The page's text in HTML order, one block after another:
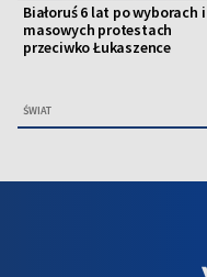
Białoruś 6 lat po wyborach i
masowych protestach
przeciwko Łukaszence
ŚWIAT